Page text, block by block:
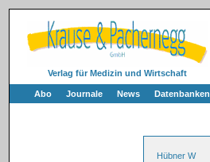
Verlag für Medizin und Wirtschaft
Abo Journale News Datenbanken
Hübner W